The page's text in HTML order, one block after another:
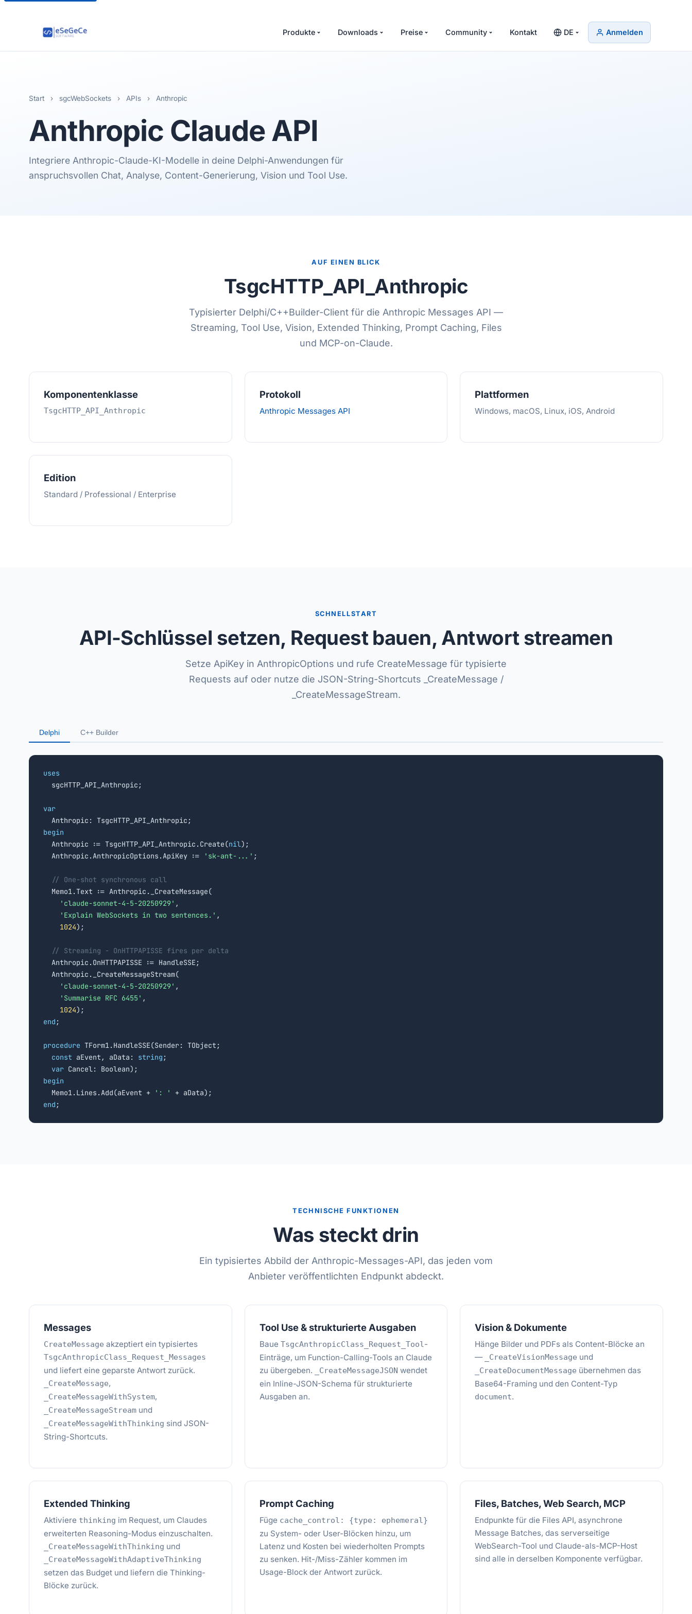
Produkte Downloads Preise Community Kontakt DE Anmelden
Start › sgcWebSockets › APIs › Anthropic
Anthropic Claude API
Integriere Anthropic-Claude-KI-Modelle in deine Delphi-Anwendungen für
anspruchsvollen Chat, Analyse, Content-Generierung, Vision und Tool Use.
AUF EINEN BLICK
TsgcHTTP_API_Anthropic
Typisierter Delphi/C++Builder-Client für die Anthropic Messages API —
Streaming, Tool Use, Vision, Extended Thinking, Prompt Caching, Files
und MCP-on-Claude.
Komponentenklasse
TsgcHTTP_API_Anthropic
Protokoll
Anthropic Messages API
Plattformen
Windows, macOS, Linux, iOS, Android
Edition
Standard / Professional / Enterprise
SCHNELLSTART
API-Schlüssel setzen, Request bauen, Antwort streamen
Setze ApiKey in AnthropicOptions und rufe CreateMessage für typisierte
Requests auf oder nutze die JSON-String-Shortcuts _CreateMessage /
_CreateMessageStream.
Delphi C++ Builder
uses
sgcHTTP_API_Anthropic;
var
begin
Anthropic := TsgcHTTP_API_Anthropic.Create(nil);
  Anthropic.AnthropicOptions.ApiKey :=
'sk-ant-...' ;
// One-shot synchronous call
  Memo1.Text := Anthropic._CreateMessage(
'claude-sonnet-4-5-20250929' ,
'Explain WebSockets in two sentences.' ,
1024);
// Streaming - OnHTTPAPISSE fires per delta
  Anthropic.OnHTTPAPISSE := HandleSSE;
  Anthropic._CreateMessageStream(
'claude-sonnet-4-5-20250929' ,
'Summarise RFC 6455' ,
1024
end ;
procedure TForm1.HandleSSE(Sender: TObject;
const aEvent, aData: string ;
var
begin
Memo1.Lines.Add(aEvent +
': '
end ;
TECHNISCHE FUNKTIONEN
Was steckt drin
Ein typisiertes Abbild der Anthropic-Messages-API, das jeden vom
Anbieter veröffentlichten Endpunkt abdeckt.
Messages
CreateMessage akzeptiert ein typisiertes
TsgcAnthropicClass_Request_Messages
und liefert eine geparste Antwort zurück.
_CreateMessage,
_CreateMessageWithSystem,
_CreateMessageStream und
_CreateMessageWithThinking sind JSON-
String-Shortcuts.
Tool Use & strukturierte Ausgaben
Baue TsgcAnthropicClass_Request_Tool-
Einträge, um Function-Calling-Tools an Claude
zu übergeben.
_CreateMessageJSON wendet
ein Inline-JSON-Schema für strukturierte
Ausgaben an.
Vision & Dokumente
Hänge Bilder und PDFs als Content-Blöcke an
—
_CreateVisionMessage und
_CreateDocumentMessage übernehmen das
Base64-Framing und den Content-Typ
document.
Extended Thinking
Aktiviere thinking im Request, um Claudes
erweiterten Reasoning-Modus einzuschalten.
_CreateMessageWithThinking und
_CreateMessageWithAdaptiveThinking
setzen das Budget und liefern die Thinking-
Blöcke zurück.
Prompt Caching
Füge cache_control: {type: ephemeral}
zu System- oder User-Blöcken hinzu, um
Latenz und Kosten bei wiederholten Prompts
zu senken. Hit-/Miss-Zähler kommen im
Usage-Block der Antwort zurück.
Files, Batches, Web Search, MCP
Endpunkte für die Files API, asynchrone
Message Batches, das serverseitige
WebSearch-Tool und Claude-als-MCP-Host
sind alle in derselben Komponente verfügbar.